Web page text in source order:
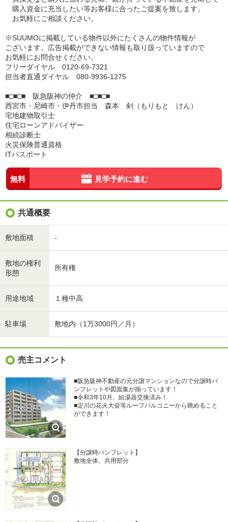
購入資金に充当したい等お客様に合ったご提案を致します。
お気軽にご相談ください。
※SUUMOに掲載している物件以外にたくさんの物件情報が
ございます。広告掲載ができない情報も取り扱っていますので
お気軽にお問合せください。
フリーダイヤル 0120-69-7321
担当者直通ダイヤル 080-9936-1275
■□■□■ 阪急阪神の仲介 ■□■□■
西宮市・尼崎市・伊丹市担当 森本 剣（もりもと けん）
宅地建物取引士
住宅ローンアドバイザー
相続診断士
火災保険普通資格
ITパスポート
無料 見学予約に進む
共通概要
敷地面積 -
敷地の権利
形態
所有権
用途地域 １種中高
駐車場 敷地内（1万3000円／月）
売主コメント
■阪急阪神不動産の元分譲マンションなので分譲時パ
ンフレットや図面集が揃っています！
■令和3年10月、給湯器交換済み！
■淀川の花火大会等ルーフバルコニーから眺めること
ができます！
【分譲時パンフレット】
敷地全体、共用部分